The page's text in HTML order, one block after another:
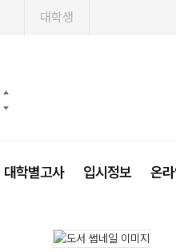
대학생
대학별고사 입시정보 온